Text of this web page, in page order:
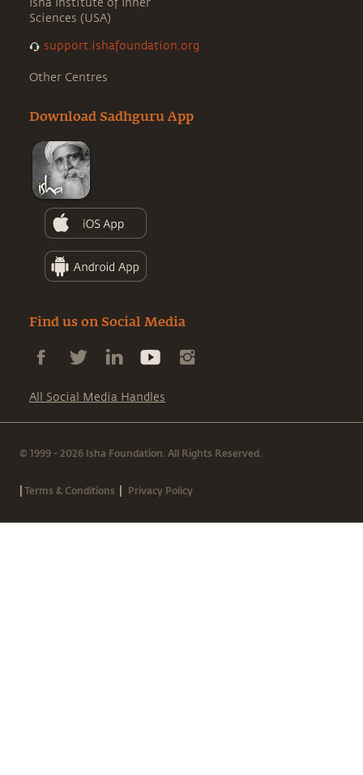
Isha Institute of Inner
Sciences (USA)
support.ishafoundation.org
Other Centres
Download Sadhguru App
Find us on Social Media
All Social Media Handles
© 1999 - 2026 Isha Foundation. All Rights Reserved.
|Terms & Conditions | Privacy Policy